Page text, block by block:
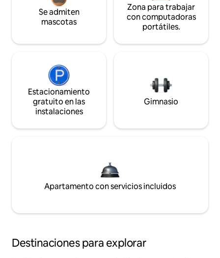
Se admiten
mascotas
Zona para trabajar
con computadoras
portátiles.
Estacionamiento
gratuito en las
instalaciones
Gimnasio
Apartamento con servicios incluidos
Destinaciones para explorar